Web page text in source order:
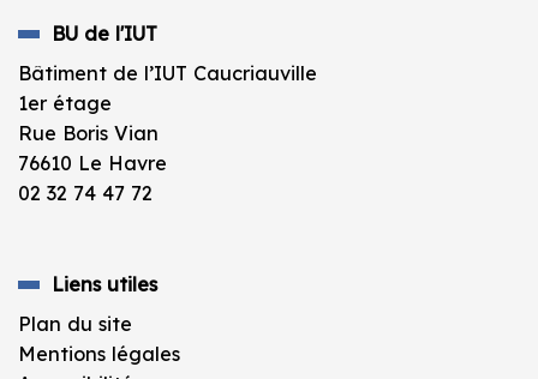
BU de l'IUT
Bâtiment de l’IUT Caucriauville
1er étage
Rue Boris Vian
76610 Le Havre
02 32 74 47 72
Liens utiles
Plan du site
Mentions légales